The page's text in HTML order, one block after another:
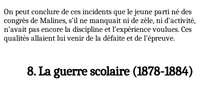
On peut conclure de ces incidents que le jeune parti né des
congrès de Malines, s’il ne manquait ni de zèle, ni d’activité,
n’avait pas encore la discipline et l’expérience voulues. Ces
qualités allaient lui venir de la défaite et de l’épreuve.
8. La guerre scolaire (1878-1884)